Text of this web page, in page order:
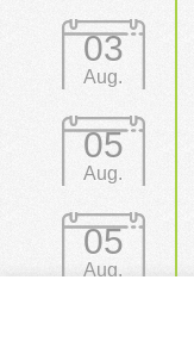
03
Aug.
05
Aug.
05
Aug.